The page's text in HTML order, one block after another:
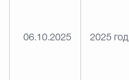
06.10.2025 2025 год